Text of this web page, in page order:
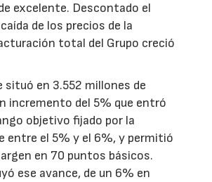
excelente. Descontado el
de los precios de la
total del Grupo creció
situó en 3.552 millones de
incremento del 5% que entró
objetivo fijado por la
entre el 5% y el 6%, y permitió
en 70 puntos básicos.
ese avance, de un 6% en